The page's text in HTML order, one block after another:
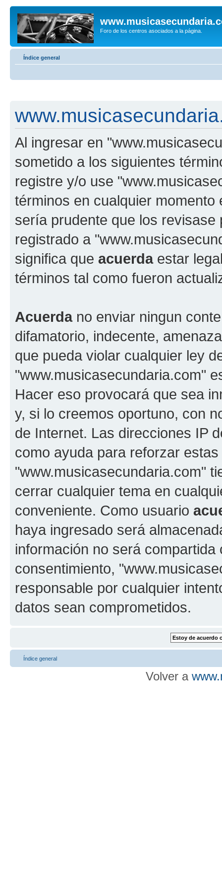
Foro de los centros asociados a la página.
Índice general
Al ingresar en
sometido a los siguientes
registre y/o use
términos en cualquier
sería prudente que los
registrado a
significa que acuerdaestar
términos tal como fueron
Acuerdano enviar ningun
difamatorio, indecente,
que pueda violar cualquier ley
"www.musicasecundaria.com"
Hacer eso provocará que sea
y, si lo creemos oportuno, con
de Internet. Las direcciones IP
como ayuda para reforzar
"www.musicasecundaria.com"
cerrar cualquier tema en
conveniente. Como usuario
haya ingresado será
información no será
consentimiento,
responsable por cualquier
datos sean comprometidos.
Índice general
Volver a